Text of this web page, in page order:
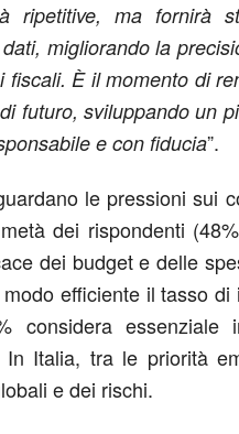
ripetitive, ma fornirà
migliorando la
fiscali. È il momento di
futuro, sviluppando un
e con fiducia”.
le pressioni sui
dei rispondenti
dei budget e delle
efficiente il tasso di
essenziale
In Italia, tra le priorità
e dei rischi.